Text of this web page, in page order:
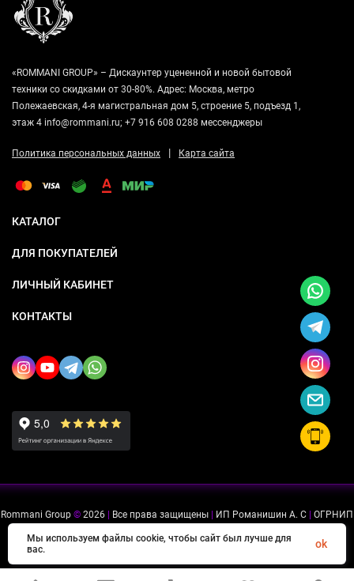
«ROMMANI GROUP» – Дискаунтер уцененной и новой бытовой
техники со скидками от 30-80%. Адрес: Москва, метро
Полежаевская, 4-я магистральная дом 5, строение 5, подъезд 1,
этаж 4 info@rommani.ru; +7 916 608 0288 мессенджеры
Политика персональных данных | Карта сайта
КАТАЛОГ
ДЛЯ ПОКУПАТЕЛЕЙ
ЛИЧНЫЙ КАБИНЕТ
КОНТАКТЫ
Rommani Group © 2026 Все права защищены ИП Романишин А. С
ОГРНИП
Мы используем файлы cookie, чтобы сайт был лучше для
вас.
ok